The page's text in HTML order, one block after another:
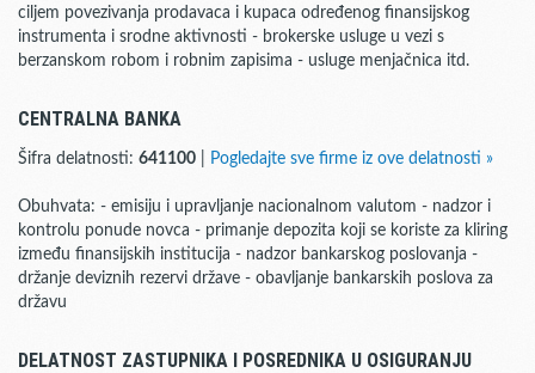
ciljem povezivanja prodavaca i kupaca određenog finansijskog
instrumenta i srodne aktivnosti - brokerske usluge u vezi s
berzanskom robom i robnim zapisima - usluge menjačnica itd.
CENTRALNA BANKA
Šifra delatnosti: 641100 Pogledajte sve firme iz ove delatnosti »
Obuhvata: - emisiju i upravljanje nacionalnom valutom - nadzor i
kontrolu ponude novca - primanje depozita koji se koriste za kliring
između finansijskih institucija - nadzor bankarskog poslovanja -
držanje deviznih rezervi države - obavljanje bankarskih poslova za
državu
DELATNOST ZASTUPNIKA I POSREDNIKA U OSIGURANJU